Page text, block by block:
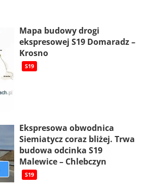
Mapa budowy drogi
ekspresowej S19 Domaradz –
Krosno
S19
Ekspresowa obwodnica
Siemiatycz coraz bliżej. Trwa
budowa odcinka S19
Malewice – Chlebczyn
S19